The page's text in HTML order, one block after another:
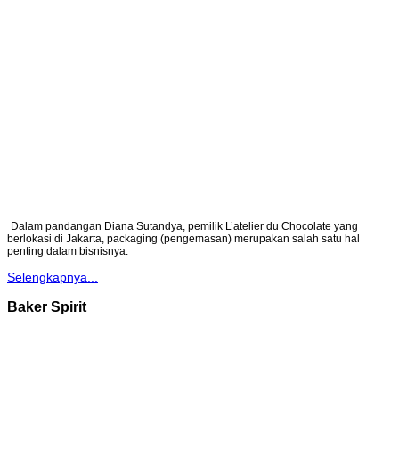
Dalam pandangan Diana Sutandya, pemilik L’atelier du Chocolate yang
berlokasi di Jakarta, packaging (pengemasan) merupakan salah satu hal
penting dalam bisnisnya.
Selengkapnya...
Baker Spirit